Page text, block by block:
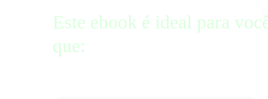
Este ebook é ideal para
que: